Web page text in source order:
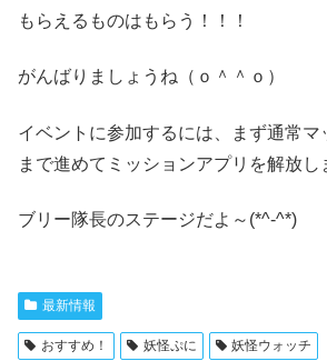
もらえるものはもらう！！！
がんばりましょうね（ｏ＾＾ｏ）
イベントに参加するには、まず通常
まで進めてミッションアプリを解放し
ブリー隊長のステージだよ～(*^-^*)
最新情報
おすすめ！ 妖怪ぷに 妖怪ウォッチ